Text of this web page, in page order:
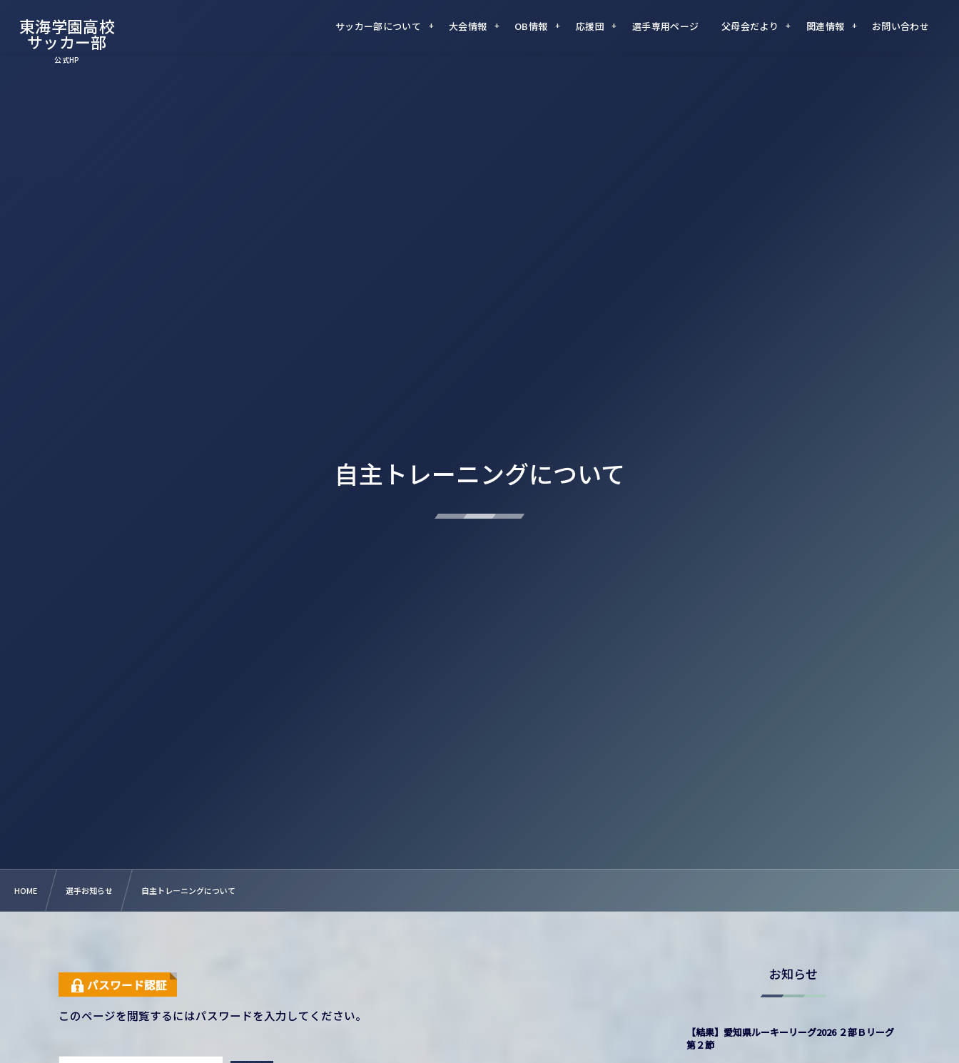
東海学園高校
サッカー部
公式HP
サッカー部について 大会情報 OB情報 応援団 選手専用ページ 父母会だより 関連情報 お問い合わせ
自主トレーニングについて
HOME 選手お知らせ 自主トレーニングについて
パスワード認証
このページを閲覧するにはパスワードを入力してください。
お知らせ
【結果】愛知県ルーキーリーグ2026 ２部Ｂリーグ
第２節